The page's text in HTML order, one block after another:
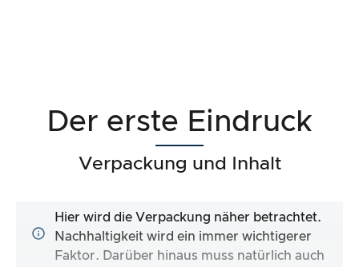
Der erste Eindruck
Verpackung und Inhalt
Hier wird die Verpackung näher betrachtet.
Nachhaltigkeit wird ein immer wichtigerer
Faktor. Darüber hinaus muss natürlich auch